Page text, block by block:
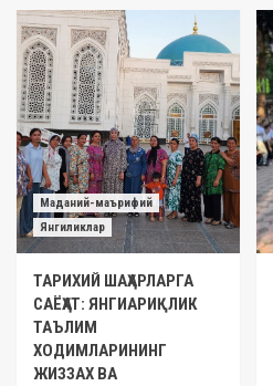
Маданий-маърифий
Янгиликлар
ТАРИХИЙ ШАҲАРЛАРГА
САЁҲАТ: ЯНГИАРИҚЛИК
ТАЪЛИМ
ХОДИМЛАРИНИНГ
ЖИЗЗАХ ВА